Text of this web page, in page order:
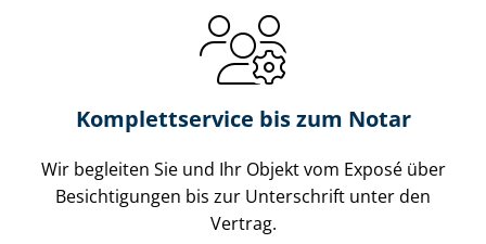
Komplettservice bis zum Notar
Wir begleiten Sie und Ihr Objekt vom Exposé über
Besichtigungen bis zur Unterschrift unter den
Vertrag.